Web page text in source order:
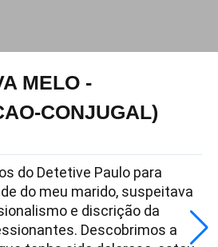
MELO -
CONJUGAL)
do Detetive Paulo para
do meu marido, suspeitava
e discrição da
Descobrimos a